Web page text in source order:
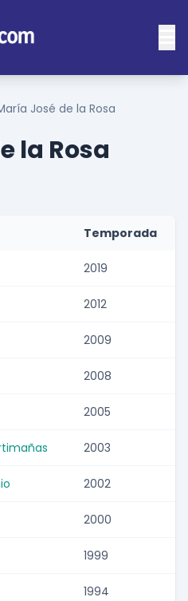
José de la Rosa
la Rosa
Temporada
2019
2012
2009
2008
2005
2003
2002
2000
1999
1994